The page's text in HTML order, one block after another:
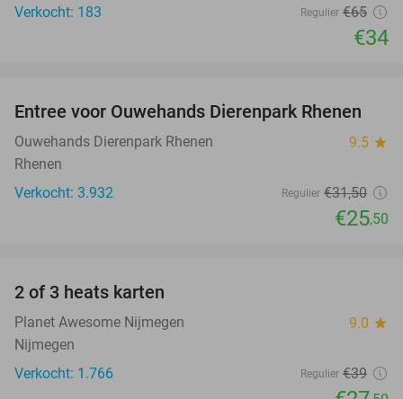
Verkocht: 183
Regulier €65
€34
19%
Entree voor Ouwehands Dierenpark Rhenen
Ouwehands Dierenpark Rhenen 9.5 star
Rhenen
Verkocht: 3.932
Regulier €31,50
€25,50
2 of 3 heats karten
Planet Awesome Nijmegen 9.0 star
Nijmegen
Verkocht: 1.766
Regulier €39